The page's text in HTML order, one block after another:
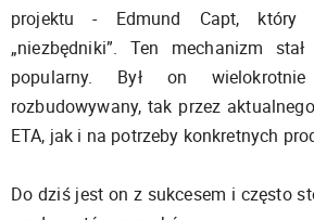
projektu - Edmund Capt, który
„niezbędniki”. Ten mechanizm
popularny. Był on
rozbudowywany, tak przez
ETA, jak i na potrzeby konkretnych
Do dziś jest on z sukcesem i często